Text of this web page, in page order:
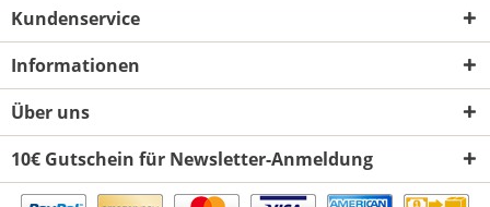
Kundenservice
Informationen
Über uns
10€ Gutschein für Newsletter-Anmeldung